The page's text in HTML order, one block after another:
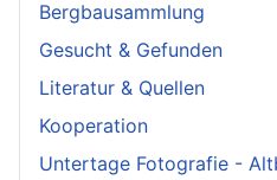
Bergbausammlung
Gesucht & Gefunden
Literatur & Quellen
Kooperation
Untertage Fotografie -